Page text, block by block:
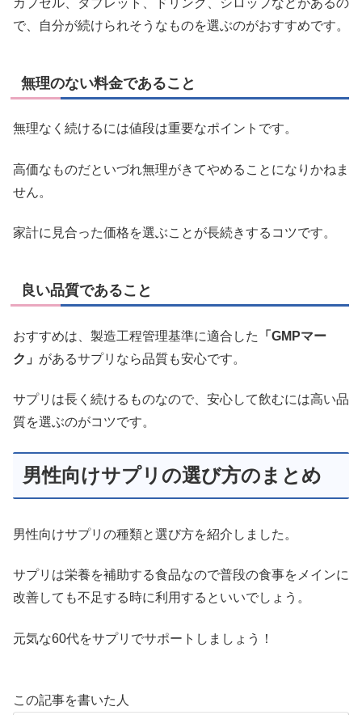
で、自分が続けられそうなものを選ぶのがおすすめです。
無理のない料金であること
無理なく続けるには値段は重要なポイントです。
高価なものだといづれ無理がきてやめることになりかねま
せん。
家計に見合った価格を選ぶことが長続きするコツです。
良い品質であること
おすすめは、製造工程管理基準に適合した
「GMPマー
ク」 があるサプリなら品質も安心です。
サプリは長く続けるものなので、安心して飲むには高い品
質を選ぶのがコツです。
男性向けサプリの選び方のまとめ
男性向けサプリの種類と選び方を紹介しました。
サプリは栄養を補助する食品なので普段の食事をメインに
改善しても不足する時に利用するといいでしょう。
元気な60代をサプリでサポートしましょう！
この記事を書いた人